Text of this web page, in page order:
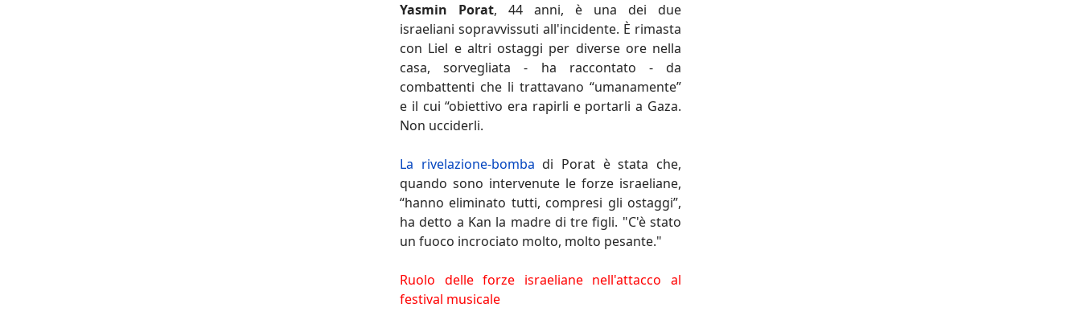
Yasmin Porat, 44 anni, è una dei due
israeliani sopravvissuti all'incidente. È rimasta
con Liel e altri ostaggi per diverse ore nella
casa, sorvegliata - ha raccontato - da
combattenti che li trattavano “umanamente”
e il cui “obiettivo era rapirli e portarli a Gaza.
Non ucciderli.
La rivelazione-bomba di Porat è stata che,
quando sono intervenute le forze israeliane,
“hanno eliminato tutti, compresi gli ostaggi”,
ha detto a Kan la madre di tre figli. "C'è stato
un fuoco incrociato molto, molto pesante."
Ruolo delle forze israeliane nell'attacco al
festival musicale